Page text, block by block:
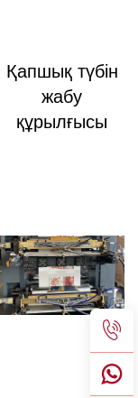
Қапшық түбін
жабу
құрылғысы